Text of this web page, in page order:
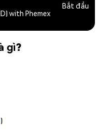
with Phemex
Bắt đầu
gì?
)